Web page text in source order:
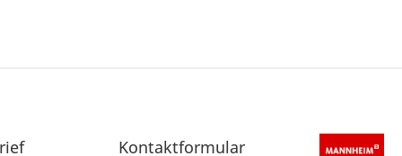
Sekundärnavigation
Kontaktformular